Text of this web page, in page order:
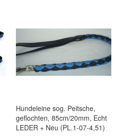
Hundeleine sog. Peitsche,
geflochten, 85cm/20mm, Echt
LEDER + Neu (PL.1-07-4,51)